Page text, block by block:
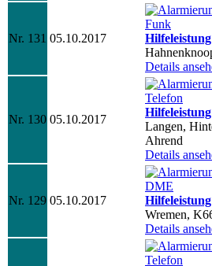
Nr. 131 05.10.2017
Hilfeleistung
Details
Nr. 130 05.10.2017
Hilfeleistung
Langen,
Ahrend
Details
Nr. 129 05.10.2017
Hilfeleistung
Wremen,
Details